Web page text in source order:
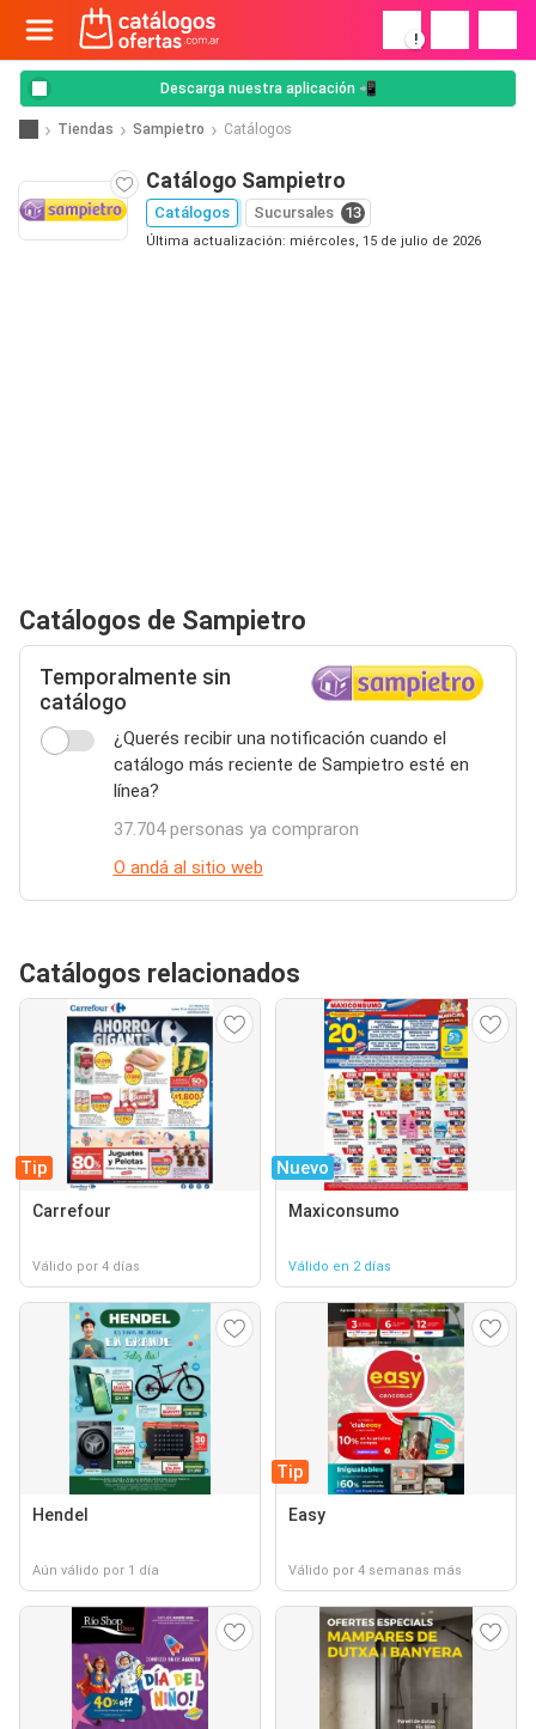
!
Descarga nuestra aplicación 📲
Tiendas Sampietro Catálogos
Catálogo Sampietro
Catálogos Sucursales 13
Última actualización: miércoles, 15 de julio de 2026
Catálogos de Sampietro
Temporalmente sin
catálogo
¿Querés recibir una notificación cuando el
catálogo más reciente de Sampietro esté en
línea?
37.704 personas ya compraron
O andá al sitio web
Catálogos relacionados
Tip
Carrefour
Válido por 4 días
Nuevo
Maxiconsumo
Válido en 2 días
Hendel
Aún válido por 1 día
Tip
Easy
Válido por 4 semanas más